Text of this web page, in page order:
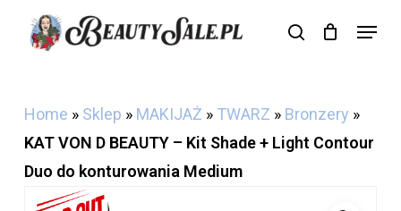
search
Menu
Cart Close
Home » Sklep » MAKIJAŻ » TWARZ » Bronzery »
KAT VON D BEAUTY – Kit Shade + Light Contour
Duo do konturowania Medium